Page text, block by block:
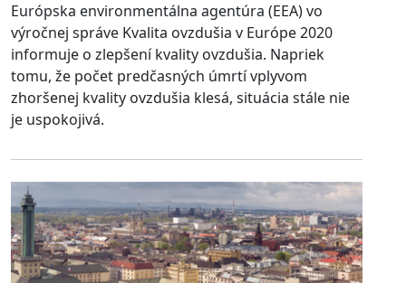
Európska environmentálna agentúra (EEA) vo
výročnej správe Kvalita ovzdušia v Európe 2020
informuje o zlepšení kvality ovzdušia. Napriek
tomu, že počet predčasných úmrtí vplyvom
zhoršenej kvality ovzdušia klesá, situácia stále nie
je uspokojivá.